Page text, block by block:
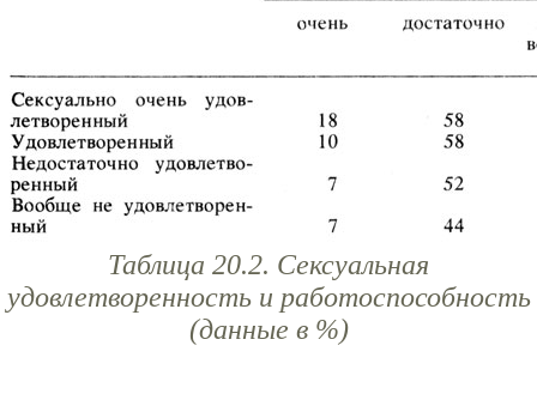
Таблица 20.2. Сексуальная
удовлетворенность и работоспособность
(данные в %)